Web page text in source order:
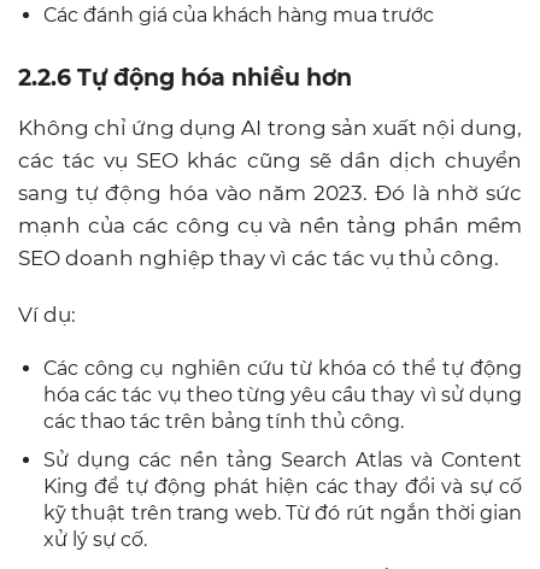
Các đánh giá của khách hàng mua trước
2.2.6 Tự động hóa nhiều hơn
Không chỉ ứng dụng AI trong sản xuất nội dung,
các tác vụ SEO khác cũng sẽ dần dịch chuyển
sang tự động hóa vào năm 2023. Đó là nhờ sức
mạnh của các công cụ và nền tảng phần mềm
SEO doanh nghiệp thay vì các tác vụ thủ công.
Ví dụ:
Các công cụ nghiên cứu từ khóa có thể tự động
hóa các tác vụ theo từng yêu cầu thay vì sử dụng
các thao tác trên bảng tính thủ công.
Sử dụng các nền tảng Search Atlas và Content
King để tự động phát hiện các thay đổi và sự cố
kỹ thuật trên trang web. Từ đó rút ngắn thời gian
xử lý sự cố.